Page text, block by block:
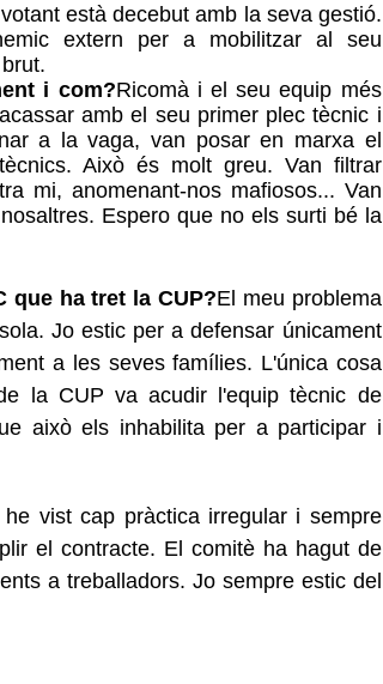
està decebut amb la seva gestió.
extern per a mobilitzar al seu
i com?Ricomà i el seu equip més
amb el seu primer plec tècnic i
a la vaga, van posar en marxa el
Això és molt greu. Van filtrar
mi, anomenant-nos mafiosos... Van
Espero que no els surti bé la
que ha tret la CUP?El meu problema
Jo estic per a defensar únicament
a les seves famílies. L'única cosa
la CUP va acudir l'equip tècnic de
això els inhabilita per a participar i
vist cap pràctica irregular i sempre
el contracte. El comitè ha hagut de
a treballadors. Jo sempre estic del